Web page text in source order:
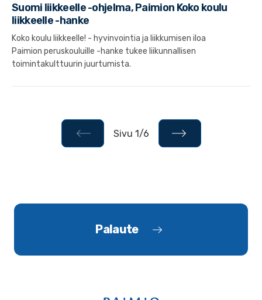
Suomi liikkeelle -ohjelma, Paimion Koko koulu
liikkeelle -hanke
Koko koulu liikkeelle! - hyvinvointia ja liikkumisen iloa
Paimion peruskouluille -hanke tukee liikunnallisen
toimintakulttuurin juurtumista.
Sivu 1/6
Palaute